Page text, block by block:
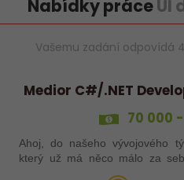
Nabídky práceUI
Vašemu zadání odpovídá
Medior C#/.NET
70 000
Ahoj, do našeho vývojového týmu hledáme .NET vývojáře,
který už má něco málo za
neztratí ve webových technologiích. Hledáme